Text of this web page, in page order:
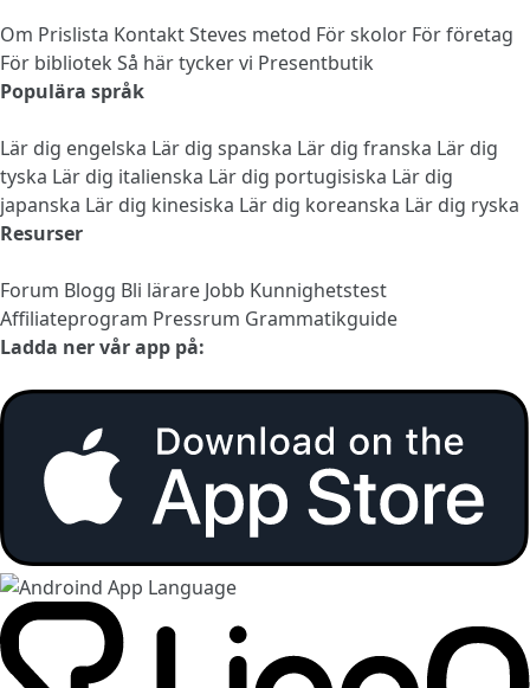
Om Prislista KontaktSteves metod För skolor För företag
För bibliotek Så här tycker vi Presentbutik
Populära språk
Lär dig engelska Lär dig spanska Lär dig franska Lär dig
tyska Lär dig italienska Lär dig portugisiska Lär dig
japanska Lär dig kinesiska Lär dig koreanska Lär dig ryska
Resurser
Forum Blogg Bli lärare Jobb Kunnighetstest
Affiliateprogram Pressrum Grammatikguide
Ladda ner vår app på: